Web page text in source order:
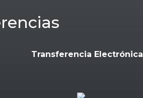
Transferencia Electrónica